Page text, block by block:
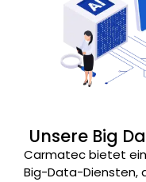
Unsere Big
Carmatec bietet
Big-Data-Diensten,